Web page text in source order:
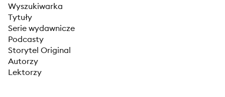
Wyszukiwarka
Tytuły
Serie wydawnicze
Podcasty
Storytel Original
Autorzy
Lektorzy